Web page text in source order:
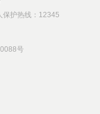
保护热线：12345
号